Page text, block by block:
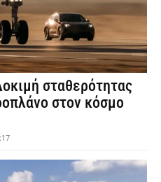
σταθερότητας
στον κόσμο